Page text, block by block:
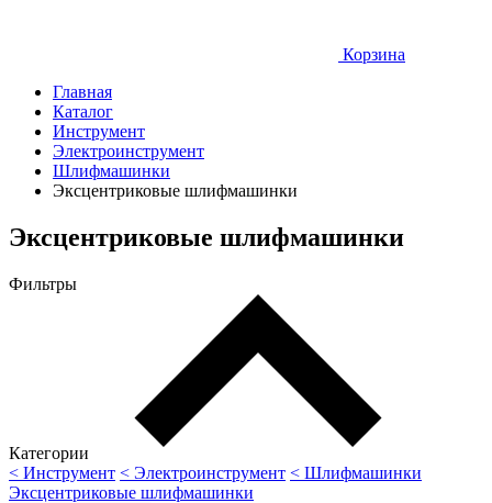
Корзина
Главная
Каталог
Инструмент
Электроинструмент
Шлифмашинки
Эксцентриковые шлифмашинки
Эксцентриковые шлифмашинки
Фильтры
Категории
< Инструмент < Электроинструмент < Шлифмашинки
Эксцентриковые шлифмашинки